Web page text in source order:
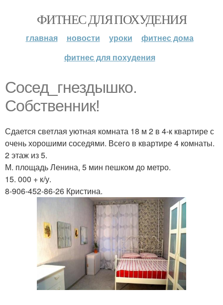
ФИТНЕС ДЛЯ ПОХУДЕНИЯ
главная новости уроки
фитнес дома
фитнес для похудения
Сосед_гнездышко.
Собственник!
Сдается светлая уютная комната 18 м 2 в 4-к квартире с
очень хорошими соседями. Всего в квартире 4 комнаты.
2 этаж из 5.
М. площадь Ленина, 5 мин пешком до метро.
15. 000 + к/у.
8-906-452-86-26 Кристина.